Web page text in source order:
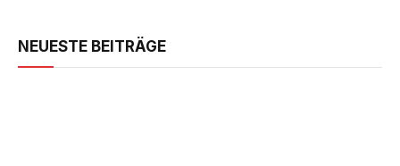
NEUESTE BEITRÄGE